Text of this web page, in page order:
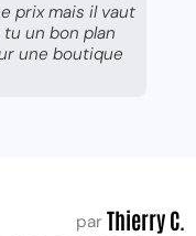
prix mais il vaut
un bon plan
une boutique
par Thierry C.